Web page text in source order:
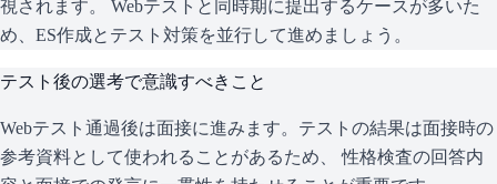
視されます。 Webテストと同時期に提出するケースが多いた
め、ES作成とテスト対策を並行して進めましょう。
テスト後の選考で意識すべきこと
Webテスト通過後は面接に進みます。テストの結果は面接時の
参考資料として使われることがあるため、 性格検査の回答内